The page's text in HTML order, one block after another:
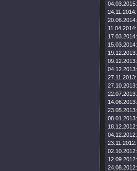
04.03.2015:
24.11.2014:
20.06.2014:
11.04.2014:
17.03.2014:
15.03.2014:
19.12.2013:
09.12.2013:
04.12.2013:
27.11.2013:
27.10.2013:
22.07.2013:
14.06.2013:
23.05.2013:
08.01.2013:
18.12.2012:
04.12.2012:
23.11.2012:
02.10.2012:
12.09.2012:
24.08.2012: